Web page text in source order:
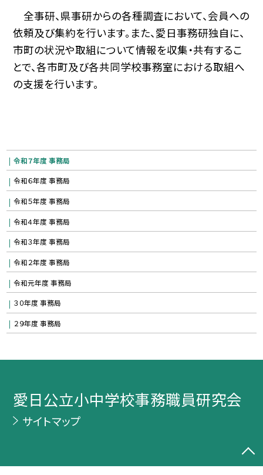
全事研、県事研からの各種調査において、会員への
依頼及び集約を行います。また、愛日事務研独自に、
市町の状況や取組について情報を収集・共有するこ
とで、各市町及び各共同学校事務室における取組へ
の支援を行います。
令和７年度 事務局
令和６年度 事務局
令和５年度 事務局
令和４年度 事務局
令和３年度 事務局
令和２年度 事務局
令和元年度 事務局
３０年度 事務局
２９年度 事務局
愛日公立小中学校事務職員研究会
サイトマップ